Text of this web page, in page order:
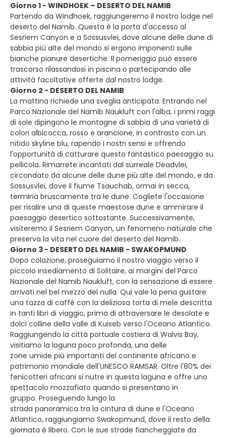
Giorno 1 - WINDHOEK – DESERTO DEL NAMIB
Partendo da Windhoek, raggiungeremo il nostro lodge nel
deserto del Namib. Questa è la porta d'accesso al
Sesriem Canyon e a Sossusvlei, dove alcune delle dune di
sabbia più alte del mondo si ergono imponenti sulle
bianche pianure desertiche. Il pomeriggio può essere
trascorso rilassandosi in piscina o partecipando alle
attività facoltative offerte dal nostro lodge.
Giorno 2 - DESERTO DEL NAMIB
La mattina richiede una sveglia anticipata. Entrando nel
Parco Nazionale del Namib Naukluft con l'alba, i primi raggi
di sole dipingono le montagne di sabbia di una varietà di
colori albicocca, rosso e arancione, in contrasto con un
nitido skyline blu, rapendo i nostri sensi e offrendo
l'opportunità di catturare questo fantastico paesaggio su
pellicola. Rimarrete incantati dal surreale Deadvlei,
circondato da alcune delle dune più alte del mondo, e da
Sossusvlei, dove il fiume Tsauchab, ormai in secca,
termina bruscamente tra le dune. Cogliete l'occasione
per risalire una di queste maestose dune e ammirare il
paesaggio desertico sottostante. Successivamente,
visiteremo il Sesriem Canyon, un fenomeno naturale che
preserva la vita nel cuore del deserto del Namib.
Giorno 3 - DESERTO DEL NAMIB - SWAKOPMUND
Dopo colazione, proseguiamo il nostro viaggio verso il
piccolo insediamento di Solitaire, ai margini del Parco
Nazionale del Namib Naukluft, con la sensazione di essere
arrivati ​​nel bel mezzo del nulla. Qui vale la pena gustare
una tazza di caffè con la deliziosa torta di mele descritta
in tanti libri di viaggio, prima di attraversare le desolate e
dolci colline della valle di Kuiseb verso l'Oceano Atlantico.
Raggiungendo la città portuale costiera di Walvis Bay,
visitiamo la laguna poco profonda, una delle
zone umide più importanti del continente africano e
patrimonio mondiale dell'UNESCO RAMSAR. Oltre l'80% dei
fenicotteri africani si nutre in questa laguna e offre uno
spettacolo mozzafiato quando si presentano in
gruppo. Proseguendo lungo la
strada panoramica tra la cintura di dune e l'Oceano
Atlantico, raggiungiamo Swakopmund, dove il resto della
giornata è libero. Con le sue strade fiancheggiate da